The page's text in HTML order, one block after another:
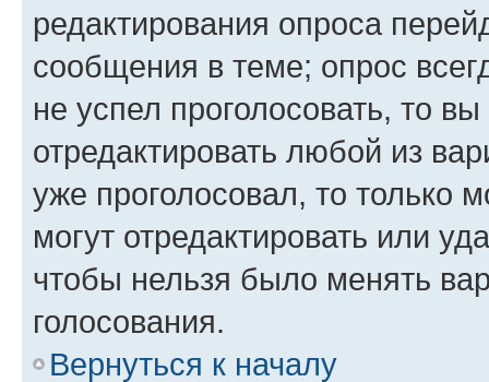
редактирования опроса
сообщения в теме; опрос
не успел проголосовать, то
отредактировать любой из
уже проголосовал, то только
могут отредактировать или
чтобы нельзя было менять
голосования.
Вернуться к началу